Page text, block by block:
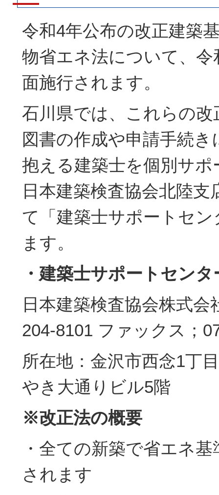
令和4年公布の改正建築
物省エネ法について、令
面施行されます。
石川県では、これらの
図書の作成や申請手続
抱える建築士を個別サ
日本建築検査協会北陸支
て「建築士サポートセ
ます。
・建築士サポートセン
日本建築検査協会株式会
204-8101 ファックス；
所在地：金沢市西念1丁
やき大通りビル5階
※改正法の概要
・全ての新築で省エネ
されます